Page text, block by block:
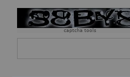
captcha tools